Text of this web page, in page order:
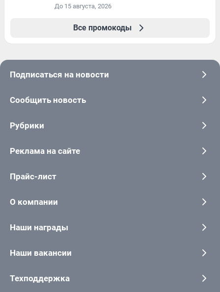
До 15 августа, 2026
Все промокоды
Подписаться на новости
Сообщить новость
Рубрики
Реклама на сайте
Прайс-лист
О компании
Наши награды
Наши вакансии
Техподдержка